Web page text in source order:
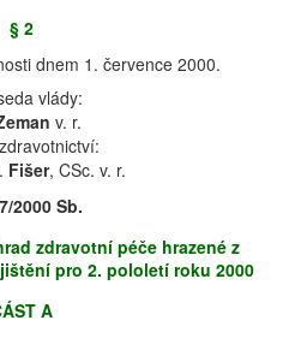
§ 2
dnem 1. července 2000.
vlády:
v. r.
Fišer, CSc. v. r.
2000 Sb.
zdravotní péče hrazené z
pro 2. pololetí roku 2000
A